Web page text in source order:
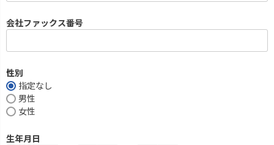
会社ファックス番号
性別
指定なし
男性
女性
生年月日